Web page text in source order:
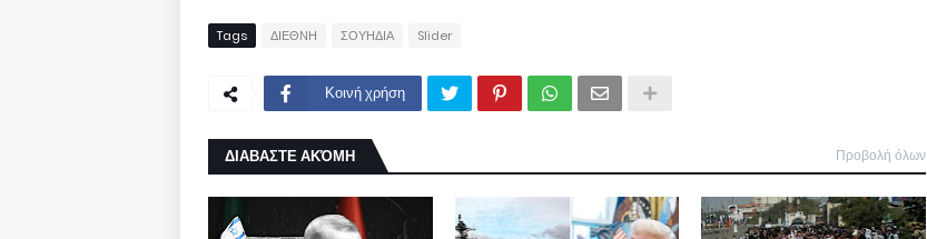
Tags ΔΙΕΘΝΗ ΣΟΥΗΔΙΑ Slider
Κοινή χρήση
ΔΙΑΒΑΣΤΕ ΑΚΌΜΗ Προβολή όλων